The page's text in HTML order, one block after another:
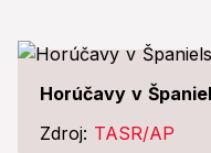
Horúčavy v
Zdroj: TASR/AP